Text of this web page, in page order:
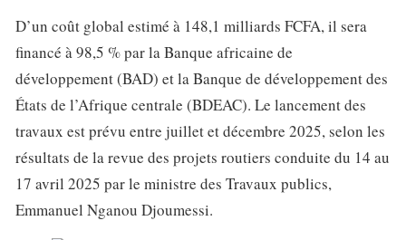
D’un coût global estimé à 148,1 milliards FCFA, il sera
financé à 98,5 % par la Banque africaine de
développement (BAD) et la Banque de développement des
États de l’Afrique centrale (BDEAC). Le lancement des
travaux est prévu entre juillet et décembre 2025, selon les
résultats de la revue des projets routiers conduite du 14 au
17 avril 2025 par le ministre des Travaux publics,
Emmanuel Nganou Djoumessi.